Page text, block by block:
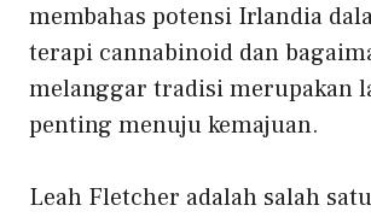
membahas potensi Irlandia
terapi cannabinoid dan
melanggar tradisi merupakan
penting menuju kemajuan.
Leah Fletcher adalah salah